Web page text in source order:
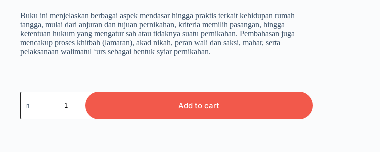
Buku ini menjelaskan berbagai aspek mendasar hingga praktis terkait kehidupan rumah
tangga, mulai dari anjuran dan tujuan pernikahan, kriteria memilih pasangan, hingga
ketentuan hukum yang mengatur sah atau tidaknya suatu pernikahan. Pembahasan juga
mencakup proses khitbah (lamaran), akad nikah, peran wali dan saksi, mahar, serta
pelaksanaan walimatul ‘urs sebagai bentuk syiar pernikahan.
FIQIH
MUNAKAHAT
Add to cart